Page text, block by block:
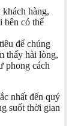
hàng,
bên có thể
để chúng
thấy hài lòng,
phong cách
nhất đến quý
suốt thời gian